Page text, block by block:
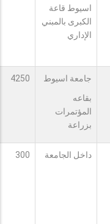
اسيوط قاعة
الكبرى بالمبني
الإداري
جامعة اسيوط
بقاعه
المؤتمرات
بزراعة
4250
داخل الجامعة 300